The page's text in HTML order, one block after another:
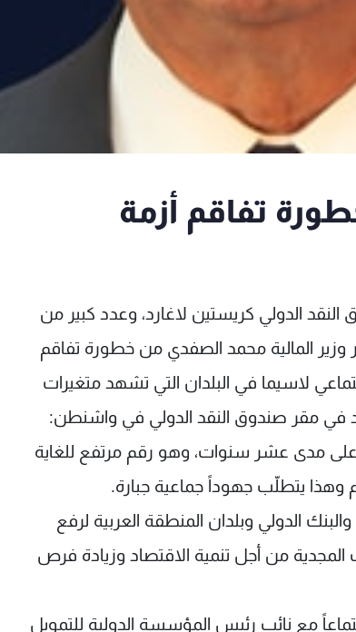
تفاقم أزمة
الدولي كريستين لاغارد، وعدد كبير من
وزير المالية محمد الصفدي من خطورة تفاقم
لاسيما في البلدان التي تشهد متغيرات
أمام مؤتمر مجموعة الدول الـ24 الذي عقد في مقر صندوق النقد الدولي في واشنطن:
مدى عشر سنوات، وهو رقم مرتفع للغاية
الدولي وبلدان المنطقة العربية لرفع
المجدية من أجل تنمية الاقتصاد وزيادة فرص
مع نائب رئيس المؤسسة الدولية للتمويل